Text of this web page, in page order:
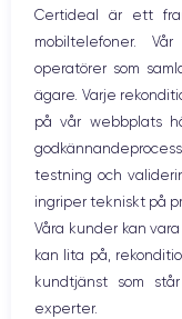
Apple A15 Bionic
Nom GPU
GPU 5-core
12 Mpx
Résolution vidéo
4K - 3840 x 2160 px
Batterie
Hem-knappen
Bluetooth
WiFi
Nätverk
Vibration
Prise USB
Certideal är ett
mobiltelefoner.
operatörer som
ägare. Varje
på vår webbplats
testning och
ingriper tekniskt på
Våra kunder kan
kan lita på,
kundtjänst som
experter.